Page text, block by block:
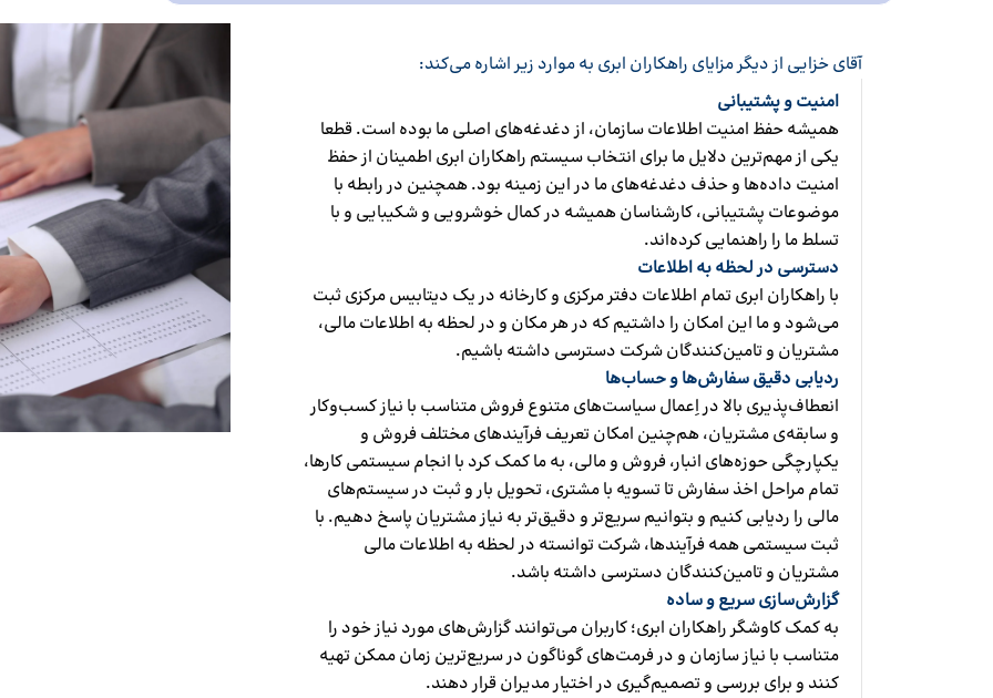
آقای خزایی از دیگر مزایای راهکاران ابری به موارد زیر اشاره می‌کند:
امنیت و پشتیبانی
همیشه حفظ امنیت اطلاعات سازمان، از دغدغه‌های اصلی ما بوده است. قطعا
یکی از مهم‌ترین دلایل ما برای انتخاب سیستم راهکاران ابری اطمینان از حفظ
امنیت داده‌ها و حذف دغدغه‌های ما در این زمینه بود. همچنین در رابطه با
موضوعات پشتیبانی، کارشناسان همیشه در کمال خوشرویی و شکیبایی و با
تسلط ما را راهنمایی کرده‌اند.
دسترسی در لحظه به اطلاعات
با راهکاران ابری تمام اطلاعات دفتر مرکزی و کارخانه در یک دیتابیس مرکزی ثبت
می‌شود و ما این امکان را داشتیم که در هر مکان و در لحظه به اطلاعات مالی،
مشتریان و تامین‌کنندگان شرکت دسترسی داشته باشیم.
ردیابی دقیق سفارش‌ها و حساب‌ها
انعطاف‌پذیری بالا در اِعمال سیاست‌های متنوع فروش متناسب با نیاز کسب‌وکار
و سابقه‌ی مشتریان، هم‌چنین امکان تعریف فرآیندهای مختلف فروش و
یکپارچگی حوزه‌های انبار، فروش و مالی، به ما کمک کرد با انجام سیستمی کارها،
تمام مراحل اخذ سفارش تا تسویه با مشتری، تحویل بار و ثبت در سیستم‌‌های
مالی را ردیابی کنیم و بتوانیم سریع‌تر و دقیق‌تر به نیاز مشتریان پاسخ دهیم. با
ثبت سیستمی همه فرآیندها، شرکت توانسته در لحظه به اطلاعات مالی
مشتریان و تامین‌کنندگان دسترسی داشته باشد.
گزارش‌سازی سریع و ساده
‌به کمک کاوشگر راهکاران ابری؛ کاربران می‌توانند گزارش‌های مورد نیاز خود را
متناسب با نیاز سازمان و در فرمت‌های گوناگون در سریع‌ترین زمان ممکن تهیه
کنند و برای بررسی و تصمیم‌گیری در اختیار مدیران قرار دهند.